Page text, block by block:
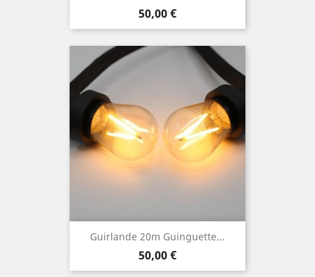
Prix
50,00 €
Guirlande 20m Guinguette...
Prix
50,00 €